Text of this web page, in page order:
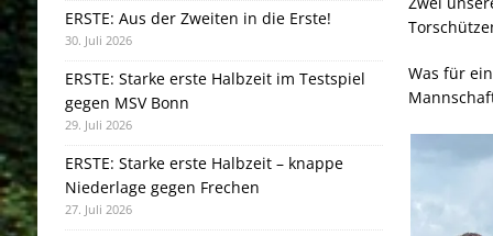
Was für
ERSTE: Aus der Zweiten in die Erste!
30. Juli 2026
ERSTE: Starke erste Halbzeit im Testspiel
gegen MSV Bonn
29. Juli 2026
ERSTE: Starke erste Halbzeit – knappe
Niederlage gegen Frechen
27. Juli 2026